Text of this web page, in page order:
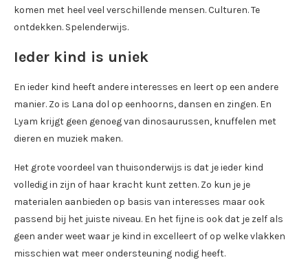
komen met heel veel verschillende mensen. Culturen. Te
ontdekken. Spelenderwijs.
Ieder kind is uniek
En ieder kind heeft andere interesses en leert op een andere
manier. Zo is Lana dol op eenhoorns, dansen en zingen. En
Lyam krijgt geen genoeg van dinosaurussen, knuffelen met
dieren en muziek maken.
Het grote voordeel van thuisonderwijs is dat je ieder kind
volledig in zijn of haar kracht kunt zetten. Zo kun je je
materialen aanbieden op basis van interesses maar ook
passend bij het juiste niveau. En het fijne is ook dat je zelf als
geen ander weet waar je kind in excelleert of op welke vlakken
misschien wat meer ondersteuning nodig heeft.